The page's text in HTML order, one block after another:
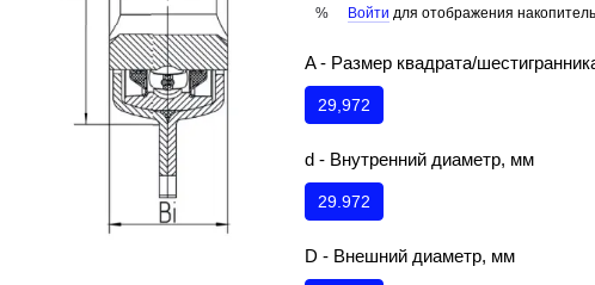
% Войти для отображения
A - Размер квадрата/
29,972
d - Внутренний диаметр, мм
29.972
D - Внешний диаметр, мм